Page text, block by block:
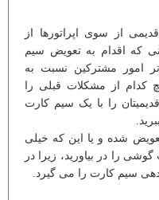
از سوی اپراتورها از
که اقدام به تعویض سیم
امور مشترکین نسبت به
کدام از مشکلات قبلی را
را با یک سیم کارت
شده و یا این که خیلی
را در بیاورید، زیرا در
سیم کارت را می گیرد.